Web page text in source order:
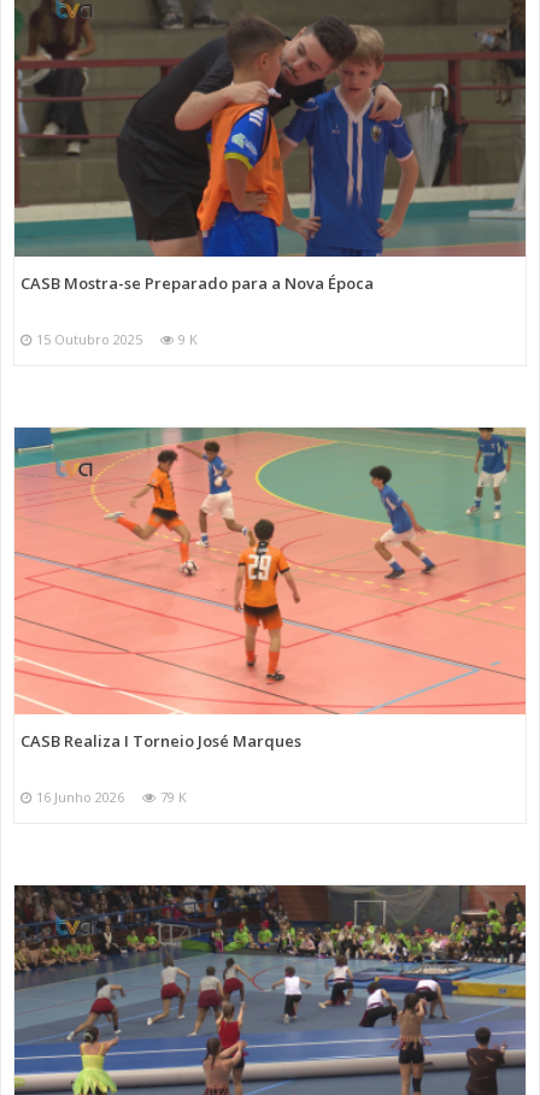
CASB Mostra-se Preparado para a Nova Época
15 Outubro 2025 9 K
CASB Realiza I Torneio José Marques
16 Junho 2026 79 K